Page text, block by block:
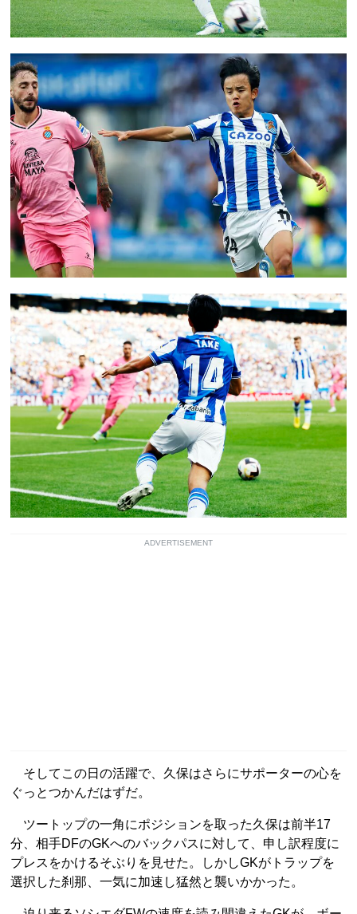
ADVERTISEMENT
そしてこの日の活躍で、久保はさらにサポーターの心を
ぐっとつかんだはずだ。
ツートップの一角にポジションを取った久保は前半17
分、相手DFのGKへのバックパスに対して、申し訳程度に
プレスをかけるそぶりを見せた。しかしGKがトラップを
選択した刹那、一気に加速し猛然と襲いかかった。